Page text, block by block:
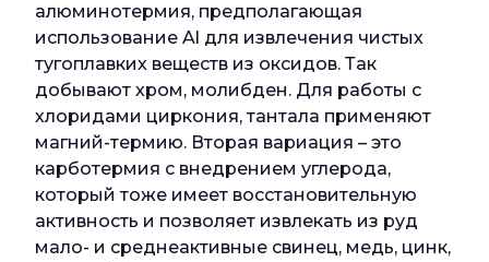
алюминотермия, предполагающая
использование Al для извлечения чистых
тугоплавких веществ из оксидов. Так
добывают хром, молибден. Для работы с
хлоридами циркония, тантала применяют
магний-термию. Вторая вариация – это
карботермия с внедрением углерода,
который тоже имеет восстановительную
активность и позволяет извлекать из руд
мало- и среднеактивные свинец, медь, цинк,